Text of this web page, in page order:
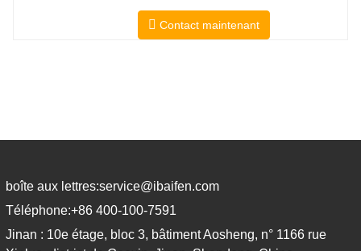
officiel par les universités, les tribunaux
et de nombreux gouvernements locaux.
Contact maintenant
boîte aux lettres:service@ibaifen.com
Téléphone:+86 400-100-7591
Jinan : 10e étage, bloc 3, bâtiment Aosheng, n° 1166 rue